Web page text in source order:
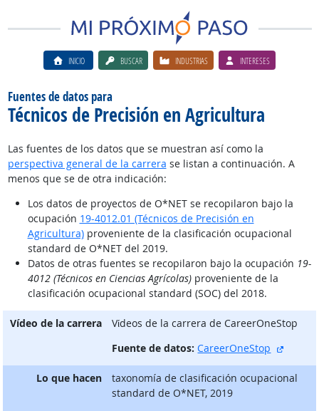
INICIO BUSCAR INDUSTRIAS INTERESES
Fuentes de datos para
Técnicos de Precisión en Agricultura
Las fuentes de los datos que se muestran así como la
perspectiva general de la carrera se listan a continuación. A
menos que se de otra indicación:
Los datos de proyectos de O*NET se recopilaron bajo la
ocupación 19-4012.01 (Técnicos de Precisión en
Agricultura)proveniente de la clasificación ocupacional
standard de O*NET del 2019.
Datos de otras fuentes se recopilaron bajo la ocupación 19-
4012 (Técnicos en Ciencias Agrícolas)proveniente de la
clasificación ocupacional standard (SOC) del 2018.
Vídeo de la carrera
Vίdeos de la carrera de CareerOneStop
Fuente de datos: CareerOneStop
Lo que hacen
taxonomía de clasificación ocupacional
standard de O*NET, 2019